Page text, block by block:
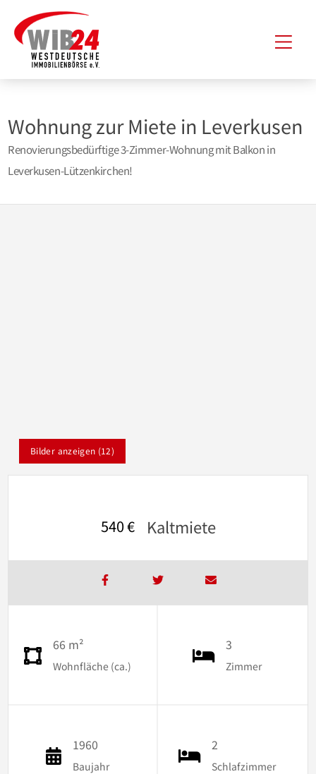
Inhalt
springen
Wohnung zur Miete in Leverkusen
Renovierungsbedürftige 3-Zimmer-Wohnung mit Balkon in
Leverkusen-Lützenkirchen!
Bilder anzeigen (12)
540 € Kaltmiete
66 m²
Wohnfläche (ca.)
3
Zimmer
1960
Baujahr
2
Schlafzimmer